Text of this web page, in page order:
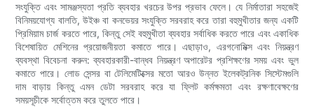
সংযুক্তি এবং সামঞ্জস্যতা প্রতি ব্যবহার খরচের উপর প্রভাব ফেলে। যে নির্মাতারা সহজেই
বিনিময়যোগ্য বালতি, উইঞ্চ বা কনভেয়র সংযুক্তি সরবরাহ করে তারা বহুমুখীতার জন্য একটি
প্রিমিয়াম চার্জ করতে পারে, কিন্তু সেই বহুমুখীতা ব্যবহার সর্বাধিক করতে পারে এবং একাধিক
বিশেষায়িত মেশিনের প্রয়োজনীয়তা কমাতে পারে। এছাড়াও, এরগনোমিক্স এবং নিয়ন্ত্রণ
ব্যবস্থা বিবেচনা করুন: ব্যবহারকারী-বান্ধব নিয়ন্ত্রণ অপারেটর প্রশিক্ষণের সময় এবং ভুল
কমাতে পারে। লোড সেন্সর বা টেলিমেটিক্সের মতো আরও উন্নত ইলেকট্রনিক সিস্টেমগুলি
দাম বাড়ায় কিন্তু এমন ডেটা সরবরাহ করে যা ফ্লিট কর্মক্ষমতা এবং রক্ষণাবেক্ষণের
সময়সূচীকে সর্বোত্তম করে তুলতে পারে।